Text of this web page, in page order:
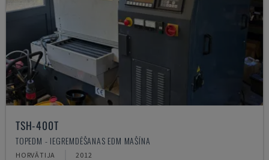
TSH-400T
TOPEDM - IEGREMDĒŠANAS EDM MAŠĪNA
HORVĀTIJA 2012